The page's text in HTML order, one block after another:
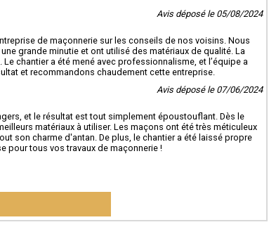
Avis déposé le 05/08/2024
de maçonnerie sur les conseils de nos voisins. Nous
grande minutie et ont utilisé des matériaux de qualité. La
chantier a été mené avec professionnalisme, et l’équipe a
et recommandons chaudement cette entreprise.
Avis déposé le 07/06/2024
et le résultat est tout simplement époustouflant. Dès le
matériaux à utiliser. Les maçons ont été très méticuleux
son charme d'antan. De plus, le chantier a été laissé propre
pour tous vos travaux de maçonnerie !